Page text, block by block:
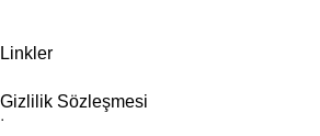
Linkler
Gizlilik Sözleşmesi